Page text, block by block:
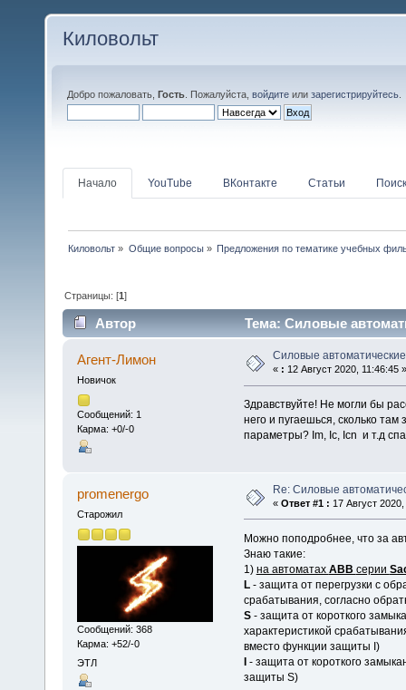
Киловольт
Добро пожаловать, Гость . Пожалуйста, войдите или зарегистрируйтесь
Начало YouTube ВКонтакте Статьи Поиск
Киловольт » Общие вопросы» Предложения по тематике учебных
Страницы: [1]
Автор Тема: Силовые
Агент-Лимон
Новичок
Сообщений: 1
Карма: +0/-0
Силовые
« : 12 Август 2020, 11:46:45 »
Здравствуйте! Не могли бы
него и пугаешься, сколько
параметры? Im, Ic, Icn и т.д
promenergo
Старожил
Сообщений: 368
Карма: +52/-0
ЭТЛ
Re: Силовые
« Ответ #1 : 17 Август
Можно поподробнее, что за
Знаю такие:
1) на автоматах АВВ серии
L- защита от перегрузки с
срабатывания, согласно
S- защита от короткого
характеристикой
вместо функции защиты I)
I- защита от короткого
защиты S)